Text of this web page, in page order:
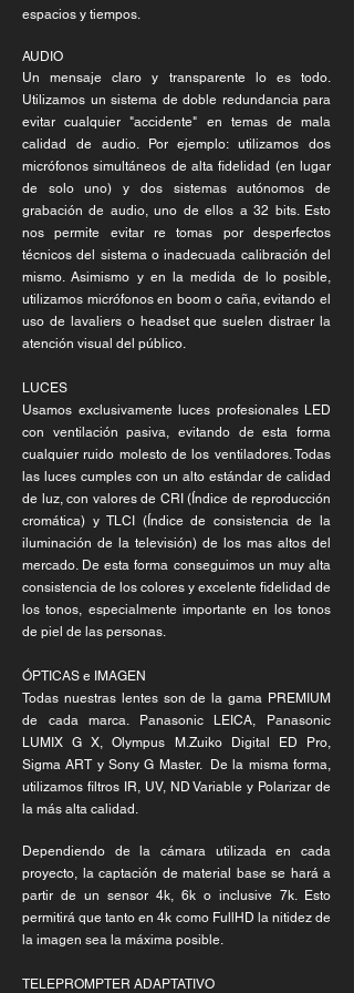
espacios y tiempos.
AUDIO
Un mensaje claro y transparente lo es todo.
Utilizamos un sistema de doble redundancia para
evitar cualquier "accidente" en temas de mala
calidad de audio. Por ejemplo: utilizamos dos
micrófonos simultáneos de alta fidelidad (en lugar
de solo uno) y dos sistemas autónomos de
grabación de audio, uno de ellos a 32 bits. Esto
nos permite evitar re tomas por desperfectos
técnicos del sistema o inadecuada calibración del
mismo. Asimismo y en la medida de lo posible,
utilizamos micrófonos en boom o caña, evitando el
uso de lavaliers o headset que suelen distraer la
atención visual del público.
LUCES
Usamos exclusivamente luces profesionales LED
con ventilación pasiva, evitando de esta forma
cualquier ruido molesto de los ventiladores. Todas
las luces cumples con un alto estándar de calidad
de luz, con valores de CRI (Índice de reproducción
cromática) y TLCI (Índice de consistencia de la
iluminación de la televisión) de los mas altos del
mercado. De esta forma conseguimos un muy alta
consistencia de los colores y excelente fidelidad de
los tonos, especialmente importante en los tonos
de piel de las personas.
ÓPTICAS e IMAGEN
Todas nuestras lentes son de la gama PREMIUM
de cada marca. Panasonic LEICA, Panasonic
LUMIX G X, Olympus M.Zuiko Digital ED Pro,
Sigma ART y Sony G Master. De la misma forma,
utilizamos filtros IR, UV, ND Variable y Polarizar de
la más alta calidad.
Dependiendo de la cámara utilizada en cada
proyecto, la captación de material base se hará a
partir de un sensor 4k, 6k o inclusive 7k. Esto
permitirá que tanto en 4k como FullHD la nitidez de
la imagen sea la máxima posible.
TELEPROMPTER ADAPTATIVO